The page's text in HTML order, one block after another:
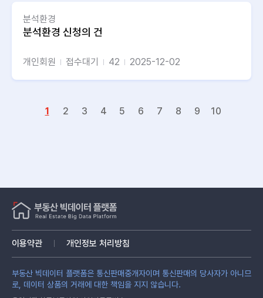
분석환경
분석환경 신청의 건
개인회원 접수대기 42 2025-12-02
1 2 3 4 5 6 7 8 9 10
이용약관 개인정보 처리방침
부동산 빅데이터 플랫폼은 통신판매중개자이며 통신판매의 당사자가 아니므
로, 데이터 상품의 거래에 대한 책임을 지지 않습니다.